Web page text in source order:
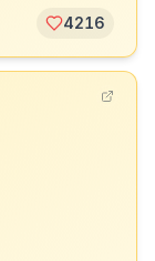
4216